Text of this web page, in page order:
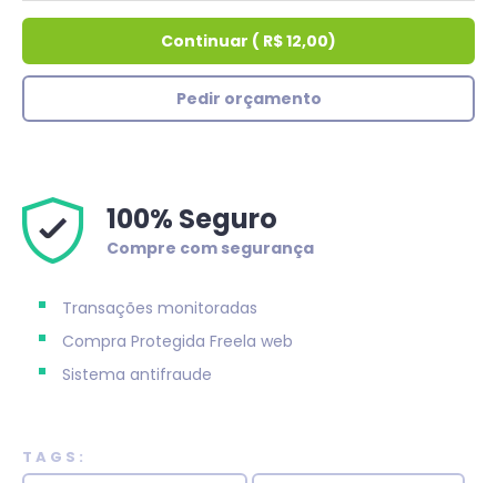
Continuar ( R$ 12,00)
Pedir orçamento
100% Seguro
Compre com segurança
Transações monitoradas
Compra Protegida Freela web
Sistema antifraude
TAGS: